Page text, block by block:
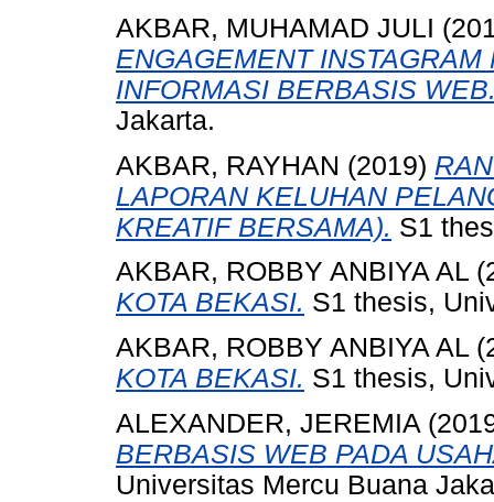
AKBAR, MUHAMAD JULI
ENGAGEMENT
INFORMASI BERBASIS
Jakarta.
AKBAR, RAYHAN (2019)
LAPORAN KELUHAN
KREATIF BERSAMA). S1
AKBAR, ROBBY ANBIYA AL
KOTA BEKASI. S1 thesis,
AKBAR, ROBBY ANBIYA AL
KOTA BEKASI. S1 thesis,
ALEXANDER, JEREMIA
BERBASIS WEB PADA
Universitas Mercu Buana